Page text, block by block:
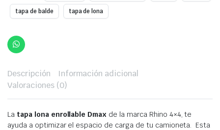
tapa de balde tapa de lona
Descripción
Información adicional
Valoraciones (0)
La tapa lona enrollable Dmax de la marca Rhino 4×4, te
ayuda a optimizar el espacio de carga de tu camioneta. Esta